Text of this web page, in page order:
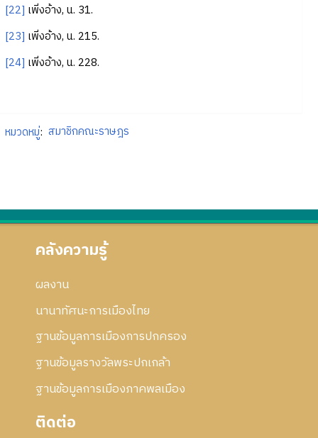
[22] เพิ่งอ้าง, น. 31.
[23] เพิ่งอ้าง, น. 215.
[24] เพิ่งอ้าง, น. 228.
หมวดหมู่: สมาชิกคณะราษฎร
คลังความรู้
ผลงาน
นานาทัศนะการเมืองไทย
ฐานข้อมูลการเมืองการปกครอง
ฐานข้อมูลรางวัลพระปกเกล้า
ฐานข้อมูลการเมืองภาคพลเมือง
ติดต่อ